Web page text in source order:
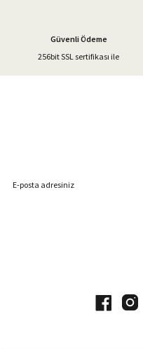
Güvenli Ödeme
256bit SSL sertifikası ile